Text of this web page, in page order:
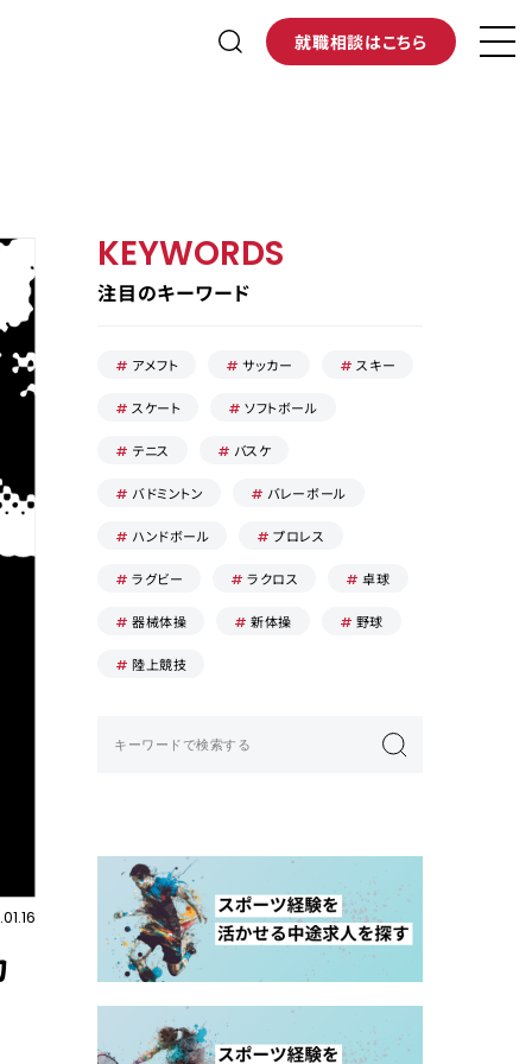
就職相談はこちら
KEYWORDS
注目のキーワード
アメフト サッカー スキー
スケート ソフトボール
テニス バスケ
バドミントン バレーボール
ハンドボール プロレス
ラグビー ラクロス 卓球
器械体操 新体操 野球
陸上競技